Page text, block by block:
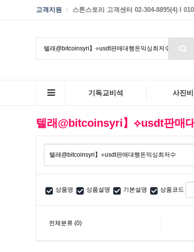
고객지원 스톤스토리 고객센터 02-304-8895(4) I
기독교비석 사진비
텔래@bitcoinsyri】⟡usdt판매
상품명 상품설명 기본설명 상품코드
전체분류 (0)